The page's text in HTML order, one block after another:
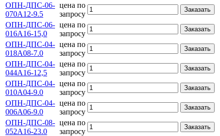
ОПН-ДПС-06-
070А12-9.5
цена по
запросу
Заказать
ОПН-ДПС-06-
016А16-15,0
цена по
запросу
Заказать
ОПН-ДПС-04-
018А08-7.0
цена по
запросу
Заказать
ОПН-ДПС-04-
044А16-12,5
цена по
запросу
Заказать
ОПН-ДПС-04-
010А04-9.0
цена по
запросу
Заказать
ОПН-ДПС-04-
006А06-9.0
цена по
запросу
Заказать
ОПН-ДПС-08-
052А16-23.0
цена по
запросу
Заказать